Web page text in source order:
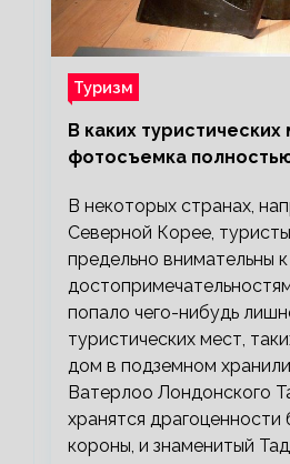
Туризм
В каких
фотосъемка
В некоторых странах,
Северной Корее,
предельно внимательны
попало чего-нибудь
туристических мест,
дом в подземном
Ватерлоо Лондонского
хранятся драгоценности
короны, и знаменитый